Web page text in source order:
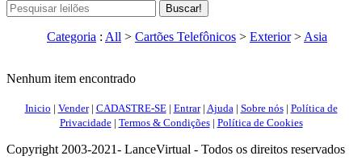
Buscar!
Categoria : All > Cartões Telefônicos > Exterior> Asia
Nenhum item encontrado
Inicio | Vender| CADASTRE-SE| Entrar| Ajuda| Sobre nós| Política de
Privacidade| Termos & Condições| Política de Cookies
Copyright 2003-2021- LanceVirtual - Todos os direitos reservados